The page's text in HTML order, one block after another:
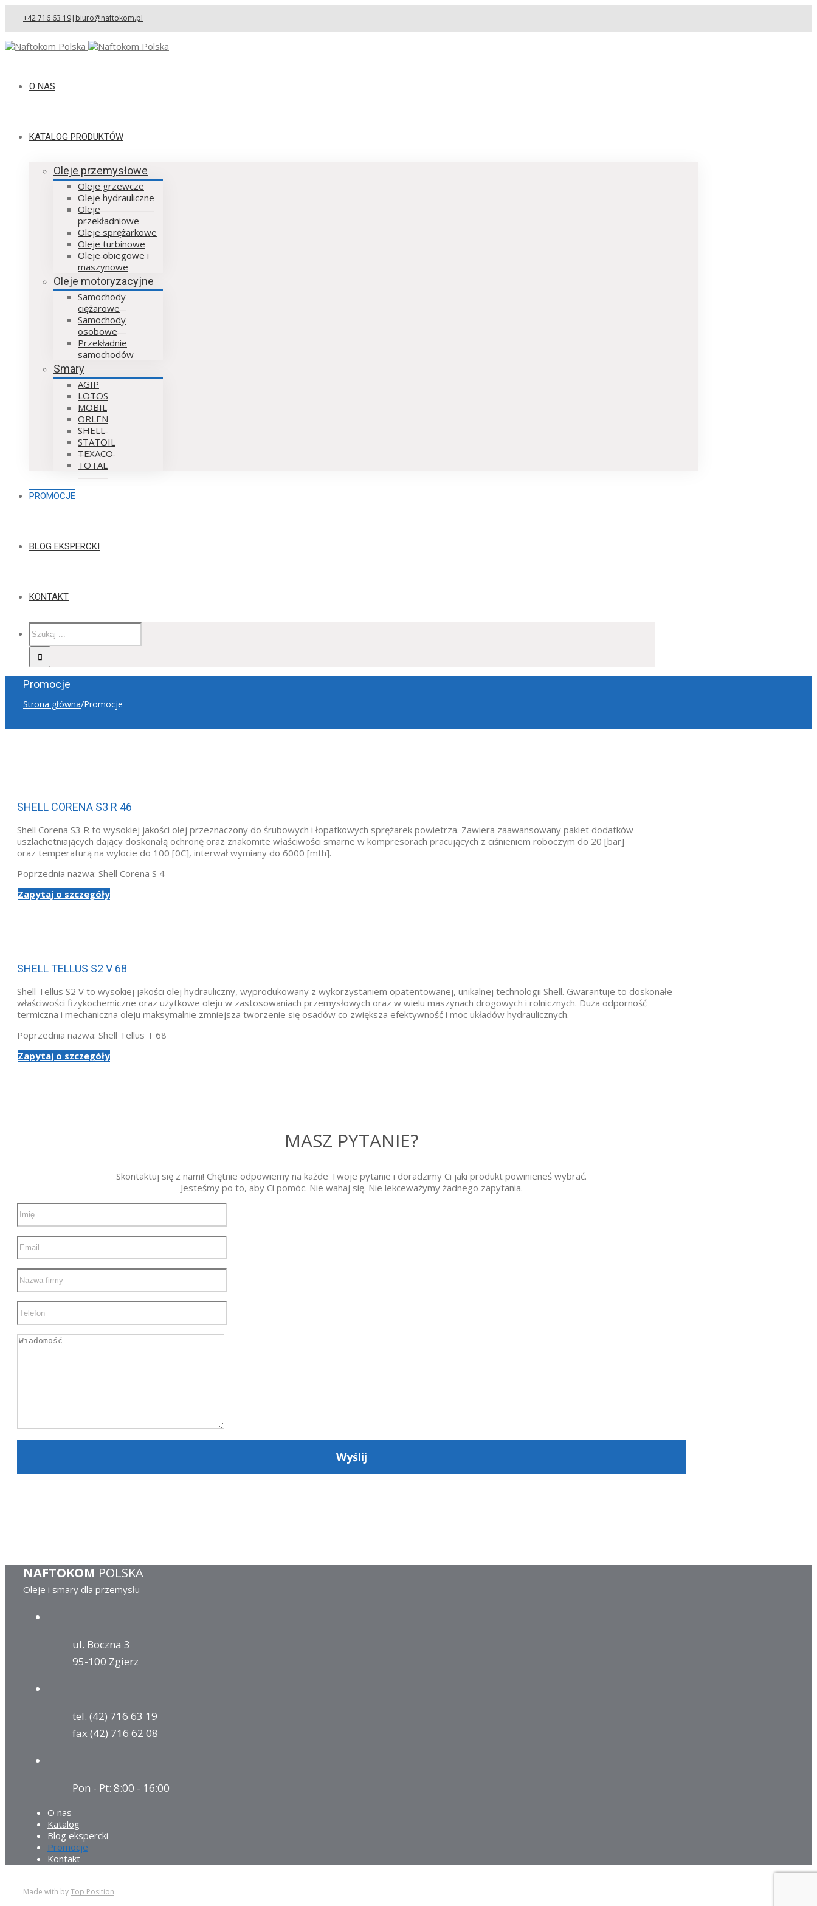
+42 716 63 19| biuro@naftokom.pl
O NAS
KATALOG PRODUKTÓW
Oleje przemysłowe
Oleje grzewcze
Oleje hydrauliczne
Oleje
przekładniowe
Oleje sprężarkowe
Oleje turbinowe
Oleje obiegowe i
maszynowe
Oleje motoryzacyjne
Samochody
ciężarowe
Samochody
osobowe
Przekładnie
samochodów
Smary
AGIP
LOTOS
MOBIL
ORLEN
SHELL
STATOIL
TEXACO
TOTAL
PROMOCJE
BLOG EKSPERCKI
KONTAKT
Promocje
Strona główna/Promocje
SHELL CORENA S3 R 46
Shell Corena S3 R to wysokiej jakości olej przeznaczony do śrubowych i łopatkowych sprężarek powietrza. Zawiera zaawansowany pakiet dodatków
uszlachetniających dający doskonałą ochronę oraz znakomite właściwości smarne w kompresorach pracujących z ciśnieniem roboczym do 20 [bar]
oraz temperaturą na wylocie do 100 [0C], interwał wymiany do 6000 [mth].
Poprzednia nazwa: Shell Corena S 4
Zapytaj o szczegóły
SHELL TELLUS S2 V 68
Shell Tellus S2 V to wysokiej jakości olej hydrauliczny, wyprodukowany z wykorzystaniem opatentowanej, unikalnej technologii Shell. Gwarantuje to doskonałe
właściwości fizykochemiczne oraz użytkowe oleju w zastosowaniach przemysłowych oraz w wielu maszynach drogowych i rolnicznych. Duża odporność
termiczna i mechaniczna oleju maksymalnie zmniejsza tworzenie się osadów co zwiększa efektywność i moc układów hydraulicznych.
Poprzednia nazwa: Shell Tellus T 68
Zapytaj o szczegóły
MASZ PYTANIE?
Skontaktuj się z nami! Chętnie odpowiemy na każde Twoje pytanie i doradzimy Ci jaki produkt powinieneś wybrać.
Jesteśmy po to, aby Ci pomóc. Nie wahaj się. Nie lekceważymy żadnego zapytania.
NAFTOKOM POLSKA
Oleje i smary dla przemysłu
ul. Boczna 3
95-100 Zgierz
tel. (42) 716 63 19
fax (42) 716 62 08
Pon - Pt: 8:00 - 16:00
O nas
Katalog
Blog ekspercki
Promocje
Kontakt
Made with byTop Position